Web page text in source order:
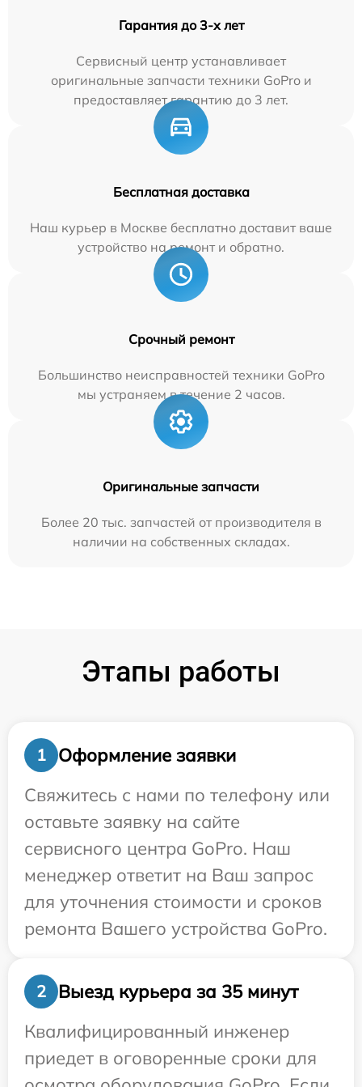
Гарантия до 3-х лет
Сервисный центр устанавливает
оригинальные запчасти техники GoPro и
предоставляет гарантию до 3 лет.
Бесплатная доставка
Наш курьер в Москве бесплатно доставит ваше
устройство на ремонт и обратно.
Срочный ремонт
Большинство неисправностей техники GoPro
мы устраняем в течение 2 часов.
Оригинальные запчасти
Более 20 тыс. запчастей от производителя в
наличии на собственных складах.
Этапы работы
1
Оформление заявки
Свяжитесь с нами по телефону или
оставьте заявку на сайте
сервисного центра GoPro. Наш
менеджер ответит на Ваш запрос
для уточнения стоимости и сроков
ремонта Вашего устройства GoPro.
2
Выезд курьера за 35 минут
Квалифицированный инженер
приедет в оговоренные сроки для